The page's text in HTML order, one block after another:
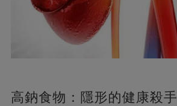
高鈉食物：隱形的健康殺手